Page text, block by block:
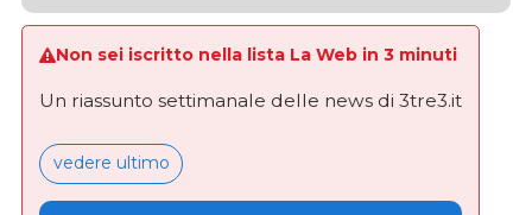
Non sei iscritto nella lista La Web in 3 minuti
Un riassunto settimanale delle news di 3tre3.it
vedere ultimo